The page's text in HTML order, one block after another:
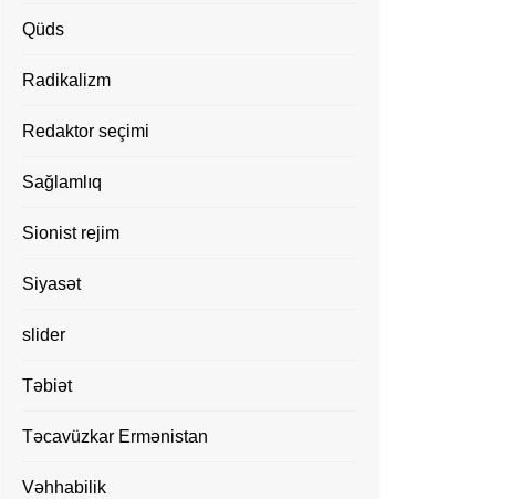
Qüds
Radikalizm
Redaktor seçimi
Sağlamlıq
Sionist rejim
Siyasət
slider
Təbiət
Təcavüzkar Ermənistan
Vəhhabilik